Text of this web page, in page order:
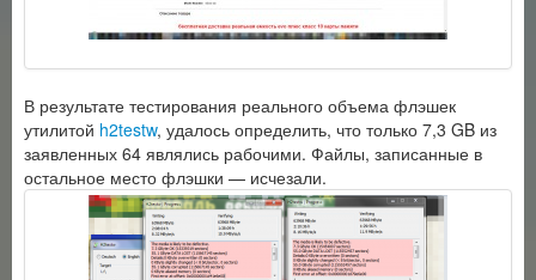
В результате тестирования реального объема флэшек
утилитой h2testw, удалось определить, что только 7,3 GB из
заявленных 64 являлись рабочими. Файлы, записанные в
остальное место флэшки — исчезали.